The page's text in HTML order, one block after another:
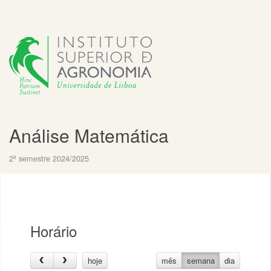
Análise Matemática
2º semestre 2024/2025
Horário
hoje mês semana dia